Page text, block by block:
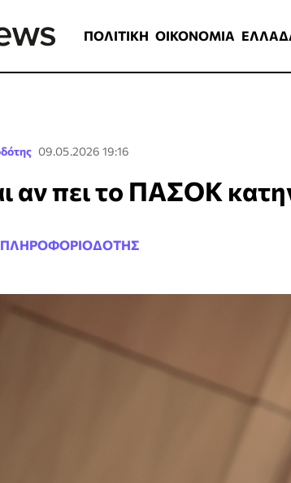
ΠΟΛΙΤΙΚΗ ΟΙΚΟΝΟΜΙΑ
09.05.2026 19:16
αν πει το ΠΑΣΟΚ